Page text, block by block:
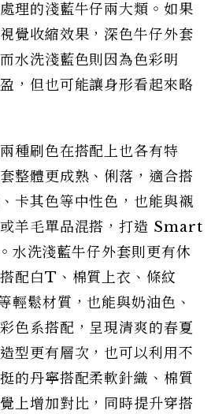
理的淺藍牛仔兩大類。如果
覺收縮效果，深色牛仔外套
水洗淺藍色則因為色彩明
，但也可能讓身形看起來略
種刷色在搭配上也各有特
整體更成熟、俐落，適合搭
卡其色等中性色，也能與襯
羊毛單品混搭，打造 Smart
水洗淺藍牛仔外套則更有休
配白T、棉質上衣、條紋
輕鬆材質，也能與奶油色、
色系搭配，呈現清爽的春夏
型更有層次，也可以利用不
的丹寧搭配柔軟針織、棉質
上增加對比，同時提升穿搭